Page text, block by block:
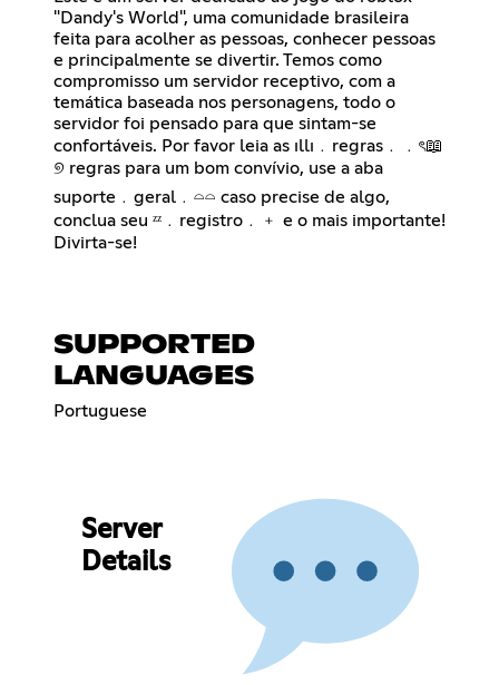
"Dandy's World", uma comunidade brasileira
feita para acolher as pessoas, conhecer pessoas
e principalmente se divertir. Temos como
compromisso um servidor receptivo, com a
temática baseada nos personagens, todo o
servidor foi pensado para que sintam-se
confortáveis. Por favor leia as ⁠ıllı﹒regras﹒﹒ৎ📖
୭ regras para um bom convívio, use a aba
⁠suporte﹒geral﹒𓏏𓏏 caso precise de algo,
conclua seu ⁠ᶻᶻ﹒registro﹒﹢ e o mais importante!
Divirta-se!
SUPPORTED
LANGUAGES
Portuguese
Server
Details